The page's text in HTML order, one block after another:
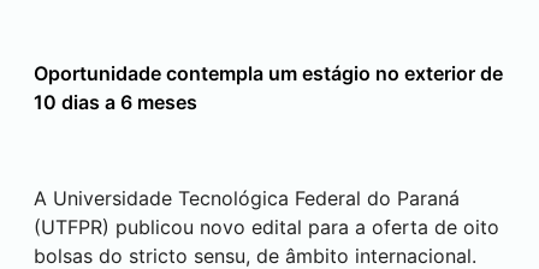
Oportunidade contempla um estágio no exterior de
10 dias a 6 meses
A Universidade Tecnológica Federal do Paraná
(UTFPR) publicou novo edital para a oferta de oito
bolsas do stricto sensu, de âmbito internacional.